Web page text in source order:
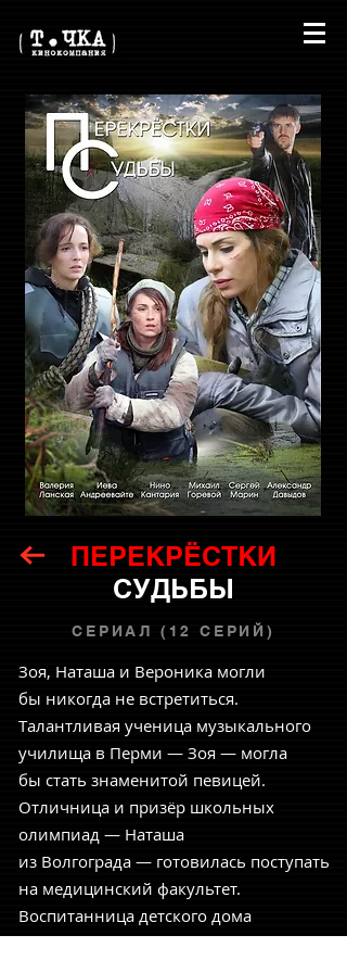
СЕРИАЛ (12 СЕРИЙ)
ПЕРЕКРЁСТКИ
СУДЬБЫ
Зоя, Наташа и Вероника могли
бы никогда не встретиться.
Талантливая ученица музыкального
училища в Перми — Зоя — могла
бы стать знаменитой певицей.
Отличница и призёр школьных
олимпиад — Наташа
из Волгограда — готовилась поступать
на медицинский факультет.
Воспитанница детского дома
в Костроме — Вероника — была очень